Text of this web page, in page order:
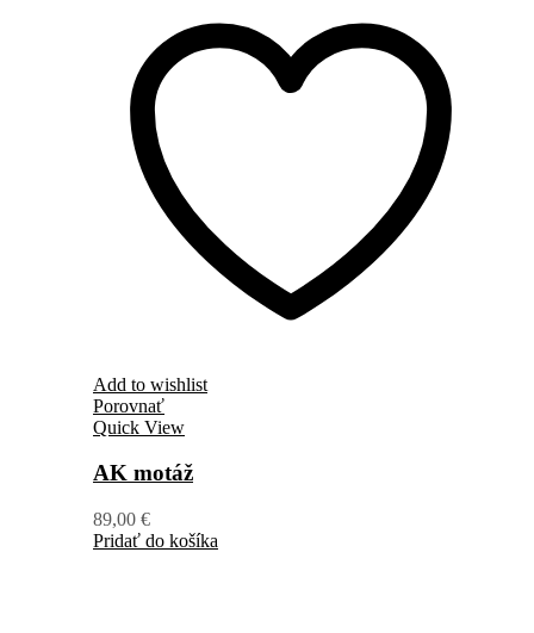
Add to wishlist
Porovnať
Quick View
AK motáž
89,00 €
Pridať do košíka